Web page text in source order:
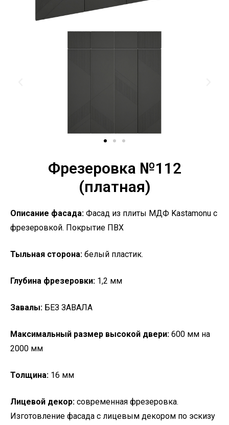
Фрезеровка №112
(платная)
Описание фасада: Фасад из плиты МДФ Kastamonu с
фрезеровкой. Покрытие ПВХ
Тыльная сторона: белый пластик.
Глубина фрезеровки: 1,2 мм
Завалы: БЕЗ ЗАВАЛА
Максимальный размер высокой двери: 600 мм на
2000 мм
Толщина: 16 мм
Лицевой декор: современная фрезеровка.
Изготовление фасада с лицевым декором по эскизу